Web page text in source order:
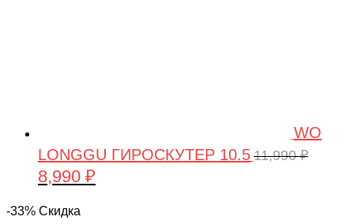
WO
LONGGU ГИРОСКУТЕР 10.5 11,990₽
Первоначальная
составляла
8,990 ₽
-33% Скидка